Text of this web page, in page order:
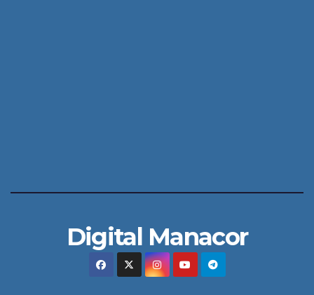
Digital Manacor